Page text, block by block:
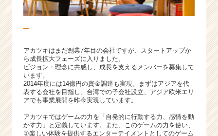
アカツキはまだ創業7年目の会社ですが、スタートアップか
ら成長拡大フェーズに入りました。
ビジョン・理念に共感し、成長を支えるメンバーを募集して
います。
2014年度には14億円の資金調達も実現。まずはアジアを代
表する会社を目指し、台湾での子会社設立、アジア欧米エリ
アでも事業展開を昨今実現しています。
アカツキではゲームの力を「自発的に行動する力、感情を動
かす力」と定義しています。また、このゲームの力を使い、
①楽しい体験を提供するエンターテイメントとしてのゲーム